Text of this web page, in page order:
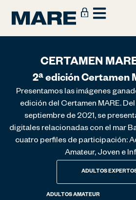
CERTAMEN
2ª edición Certamen
Presentamos las imágenes
edición del Certamen MARE. Del
septiembre de 2021, se
digitales relacionadas con el mar
cuatro perfiles de participación:
Amateur, Joven e
ADULTOS
ADULTOS AMATEUR